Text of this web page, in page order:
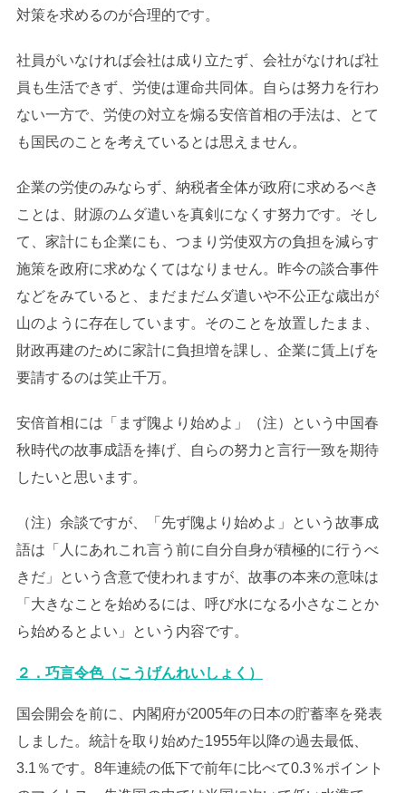
対策を求めるのが合理的です。
社員がいなければ会社は成り立たず、会社がなければ社
員も生活できず、労使は運命共同体。自らは努力を行わ
ない一方で、労使の対立を煽る安倍首相の手法は、とて
も国民のことを考えているとは思えません。
企業の労使のみならず、納税者全体が政府に求めるべき
ことは、財源のムダ遣いを真剣になくす努力です。そし
て、家計にも企業にも、つまり労使双方の負担を減らす
施策を政府に求めなくてはなりません。昨今の談合事件
などをみていると、まだまだムダ遣いや不公正な歳出が
山のように存在しています。そのことを放置したまま、
財政再建のために家計に負担増を課し、企業に賃上げを
要請するのは笑止千万。
安倍首相には「まず隗より始めよ」（注）という中国春
秋時代の故事成語を捧げ、自らの努力と言行一致を期待
したいと思います。
（注）余談ですが、「先ず隗より始めよ」という故事成
語は「人にあれこれ言う前に自分自身が積極的に行うべ
きだ」という含意で使われますが、故事の本来の意味は
「大きなことを始めるには、呼び水になる小さなことか
ら始めるとよい」という内容です。
２．巧言令色（こうげんれいしょく）
国会開会を前に、内閣府が2005年の日本の貯蓄率を発表
しました。統計を取り始めた1955年以降の過去最低、
3.1％です。8年連続の低下で前年に比べて0.3％ポイント